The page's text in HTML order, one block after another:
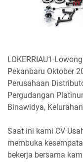
LOKERRIAU1-
Pekanbaru Oktober
Perusahaan
Pergudangan
Binawidya,
Saat ini kami CV
membuka
bekerja bersama